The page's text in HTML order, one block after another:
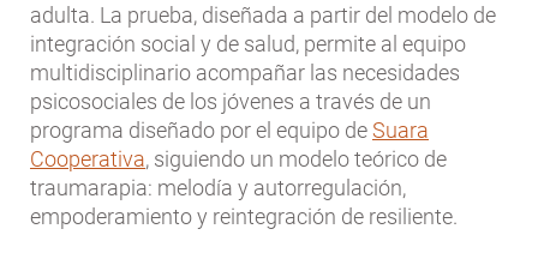
adulta. La prueba, diseñada a partir del modelo de
integración social y de salud, permite al equipo
multidisciplinario acompañar las necesidades
psicosociales de los jóvenes a través de un
programa diseñado por el equipo deSuara
Cooperativa, siguiendo un modelo teórico de
traumarapia: melodía y autorregulación,
empoderamiento y reintegración de resiliente.